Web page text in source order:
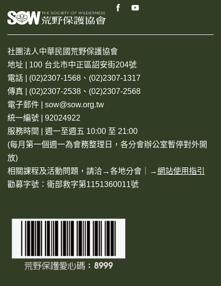
社團法人中華民國荒野保護協會
地址 | 100 台北市中正區詔安街204號
電話 | (02)2307-1568、(02)2307-1317
傳真 | (02)2307-2538、(02)2307-2568
電子郵件 | sow@sow.org.tw
統一編號 | 92024922
服務時間 | 週一至週五 10:00 至 21:00
(每月第一個週一為會務整理日，各分會辦公室暫停對外開
放)
相關課程及活動問題，請洽→各地分會 ｜→網站使用指引
勸募字號：衛部救字第1151360011號